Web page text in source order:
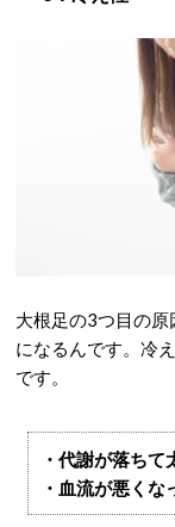
大根足の3つ目の
になるんです。冷
です。
・代謝が落ちて
・血流が悪く